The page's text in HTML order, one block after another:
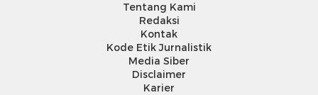
Tentang Kami
Redaksi
Kontak
Kode Etik Jurnalistik
Media Siber
Disclaimer
Karier